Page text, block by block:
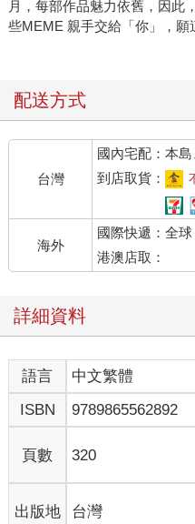
月，每部作品魅力依舊，因此
些MEME 親手交給「你」，願
配送方式
台灣
國內宅配：本
到店取貨：
海外
國際快遞：全球
港澳店取：
詳細資料
語言 中文繁體
ISBN
9789865562892
頁數 320
出版地 台灣